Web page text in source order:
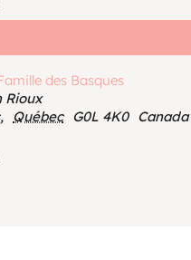
des Basques
Rioux
, Québec G0L 4K0 Canada